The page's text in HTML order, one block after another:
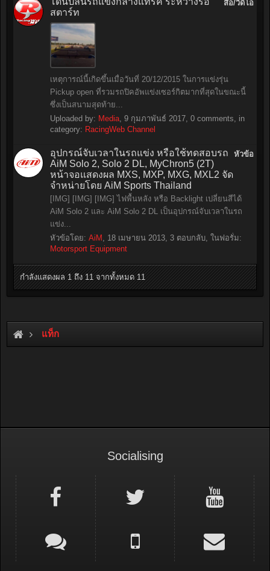
สื่อ/วิดีโอ
สตาร์ท
เหตุการณ์นี้เกิดขึ้นเมื่อวันที่ 20/12/2015 ในการแข่งรุ่น
Pickup open ที่รวมรถปิคอัพแข่งเซอร์กิตมากที่สุดในขณะนี้
ซึ่งเป็นสนามสุดท้าย...
Uploaded by: Media, 9 กุมภาพันธ์ 2017, 0 comments, in
category: RacingWeb Channel
หัวข้อ
อุปกรณ์จับเวลาในรถแข่ง หรือใช้ทดสอบรถ
AiM Solo 2, Solo 2 DL, MyChron5 (2T)
หน้าจอแสดงผล MXS, MXP, MXG, MXL2 จัด
จำหน่ายโดย AiM Sports Thailand
[IMG] [IMG] [IMG] ไฟพื้นหลัง หรือ Backlight เปลี่ยนสีได้
AiM Solo 2 และ AiM Solo 2 DL เป็นอุปกรณ์จับเวลาในรถ
แข่ง...
หัวข้อโดย: AiM , 18 เมษายน 2013, 3 ตอบกลับ, ในฟอรั่ม:
Motorsport Equipment
กำลังแสดงผล 1 ถึง 11 จากทั้งหมด 11
แท็ก
Socialising